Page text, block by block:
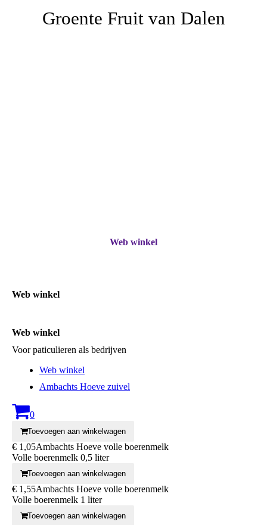
Groente Fruit van Dalen
Web winkel
Web winkel
Web winkel
Voor paticulieren als bedrijven
Web winkel
Ambachts Hoeve zuivel
0
Toevoegen aan winkelwagen
€ 1,05Ambachts Hoeve volle boerenmelk
Volle boerenmelk 0,5 liter
Toevoegen aan winkelwagen
€ 1,55Ambachts Hoeve volle boerenmelk
Volle boerenmelk 1 liter
Toevoegen aan winkelwagen